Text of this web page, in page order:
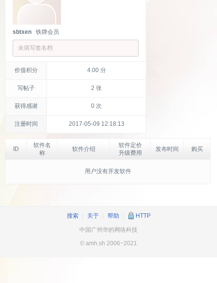
sbtxen 铁牌会员
未填写签名档
价值积分 4.00 分
写帖子 2 张
获得感谢 0 次
注册时间 2017-05-09 12:18:13
ID
软件名
称
软件介绍
软件定价
升级费用
发布时间 购买
用户没有开发软件
搜索┊ 关于┊ 帮助 HTTP
中国广州华的网络科技
© amh.sh 2006~2021